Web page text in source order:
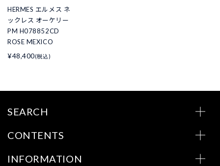
HERMES エルメス ネ
ックレス オーケリー
PM H078852CD
ROSE MEXICO
¥48,400(税込)
SEARCH
CONTENTS
INFORMATION